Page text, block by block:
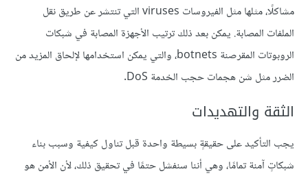
مشاكلًا، مثلها مثل الفيروسات viruses التي تنتشر عن طريق نقل
الملفات المصابة. يمكن بعد ذلك ترتيب الأجهزة المصابة في شبكات
الروبوتات المقرصنة botnets، والتي يمكن استخدامها لإلحاق المزيد من
الضرر مثل شن هجمات حجب الخدمة DoS.
الثقة والتهديدات
يجب التأكيد على حقيقةٍ بسيطة واحدة قبل تناول كيفية وسبب بناء
شبكاتٍ آمنة تمامًا، وهي أننا سنفشل حتمًا في تحقيق ذلك، لأن الأمن هو